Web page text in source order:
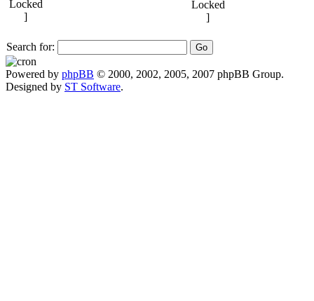
Search for:
Powered by phpBB © 2000, 2002, 2005, 2007 phpBB Group.
Designed by ST Software.